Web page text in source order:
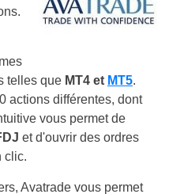
telles que MT4 et MT5.
actions différentes, dont
vous permet de
et d'ouvrir des ordres
clic.
Avatrade vous permet